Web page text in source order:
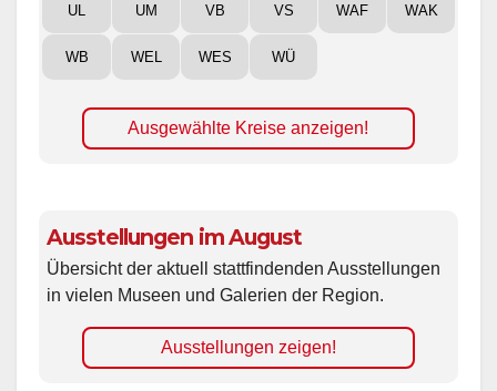
UL UM VB VS WAF WAK
WB WEL WES WÜ
Ausgewählte Kreise anzeigen!
Ausstellungen im August
Übersicht der aktuell stattfindenden Ausstellungen
in vielen Museen und Galerien der Region.
Ausstellungen zeigen!